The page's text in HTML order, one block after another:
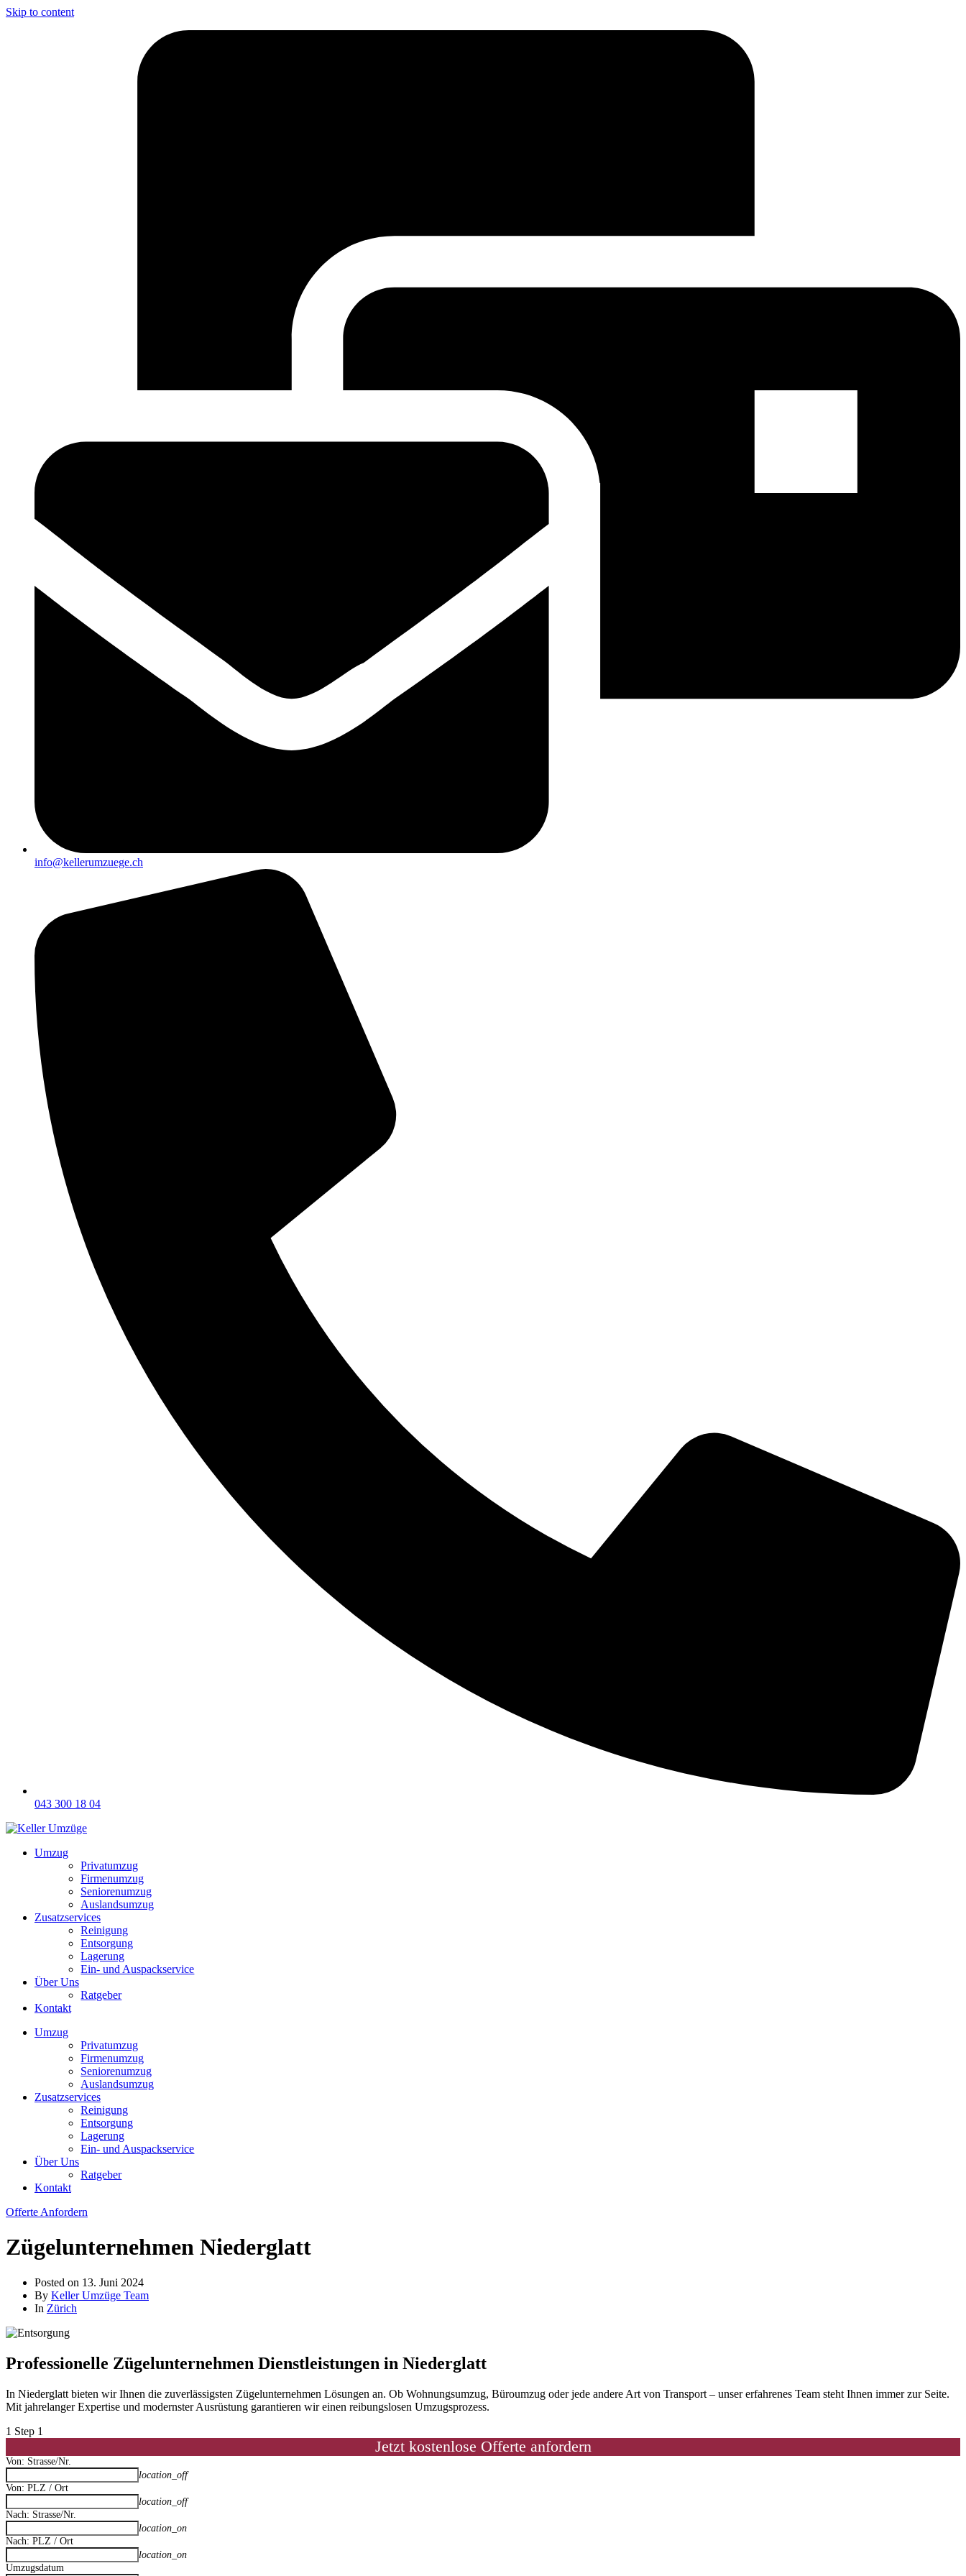
Skip to content
info@kellerumzuege.ch
043 300 18 04
Umzug
Privatumzug
Firmenumzug
Seniorenumzug
Auslandsumzug
Zusatzservices
Reinigung
Entsorgung
Lagerung
Ein- und Auspackservice
Über Uns
Ratgeber
Kontakt
Umzug
Privatumzug
Firmenumzug
Seniorenumzug
Auslandsumzug
Zusatzservices
Reinigung
Entsorgung
Lagerung
Ein- und Auspackservice
Über Uns
Ratgeber
Kontakt
Offerte Anfordern
Zügelunternehmen Niederglatt
Posted on 13. Juni 2024
By Keller Umzüge Team
In Zürich
Professionelle Zügelunternehmen Dienstleistungen in Niederglatt
In Niederglatt bieten wir Ihnen die zuverlässigsten Zügelunternehmen Lösungen an. Ob Wohnungsumzug, Büroumzug oder jede andere Art von Transport – unser erfahrenes Team steht Ihnen immer zur Seite.
Mit jahrelanger Expertise und modernster Ausrüstung garantieren wir einen reibungslosen Umzugsprozess.
1 Step 1
Jetzt kostenlose Offerte anfordern
Von: Strasse/Nr.
location_off
Von: PLZ / Ort
location_off
Nach: Strasse/Nr.
location_on
Nach: PLZ / Ort
location_on
Umzugsdatum